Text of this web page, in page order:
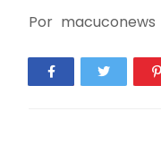
Por macuconews